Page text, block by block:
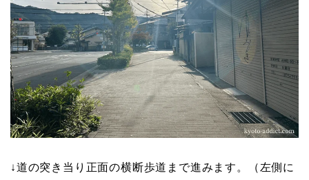
↓道の突き当り正面の横断歩道まで進みます。（左側に